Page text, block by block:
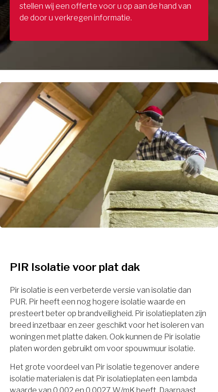
stellen wij een offerte voor u op aan de hand van
de door u verkregen informatie.
PIR Isolatie voor plat dak
Pir isolatie is een verbeterde versie van isolatie dan
PUR. Pir heeft een nog hogere isolatie waarde en
presteert beter op brandveiligheid. Pir isolatieplaten zijn
breed inzetbaar en zeer geschikt voor het isoleren van
woningen met platte daken. Ook kunnen de Pir isolatie
platen worden gebruikt om voor spouwmuur isolatie.
Het grote voordeel van Pir isolatie tegenover andere
isolatie materialen is dat Pir isolatieplaten een lambda